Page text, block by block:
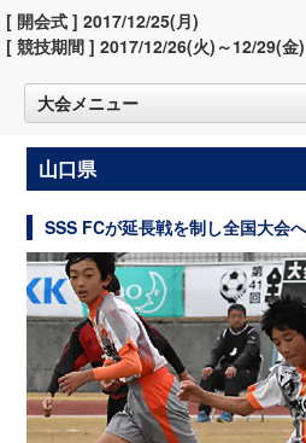
[ 開会式 ] 2017/12/25(月)
[ 競技期間 ] 2017/12/26(火)～12/29(金)
大会メニュー
山口県
SSS FCが延長戦を制し全国大会